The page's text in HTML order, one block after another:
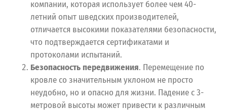
компании, которая использует более чем 40-
летний опыт шведских производителей,
отличается высокими показателями безопасности,
что подтверждается сертификатами и
протоколами испытаний.
Безопасность передвижения. Перемещение по
кровле со значительным уклоном не просто
неудобно, но и опасно для жизни. Падение с 3-
метровой высоты может привести к различным